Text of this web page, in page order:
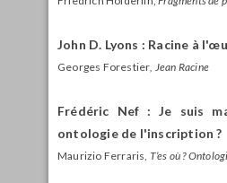
John D. Lyons : Racine à
Georges Forestier , Jean Racine
Frédéric Nef : Je suis
ontologie de l'inscription ?
Maurizio Ferraris, T’es où ?